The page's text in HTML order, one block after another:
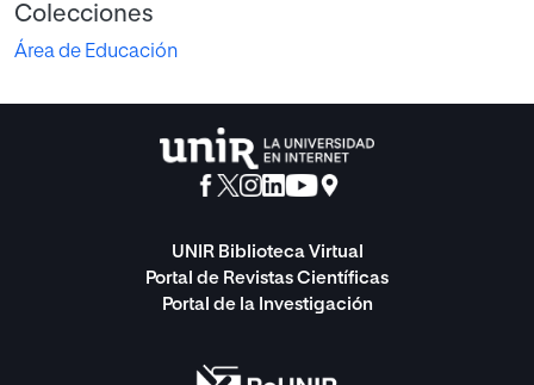
Colecciones
Área de Educación
UNIR Biblioteca Virtual
Portal de Revistas Científicas
Portal de la Investigación